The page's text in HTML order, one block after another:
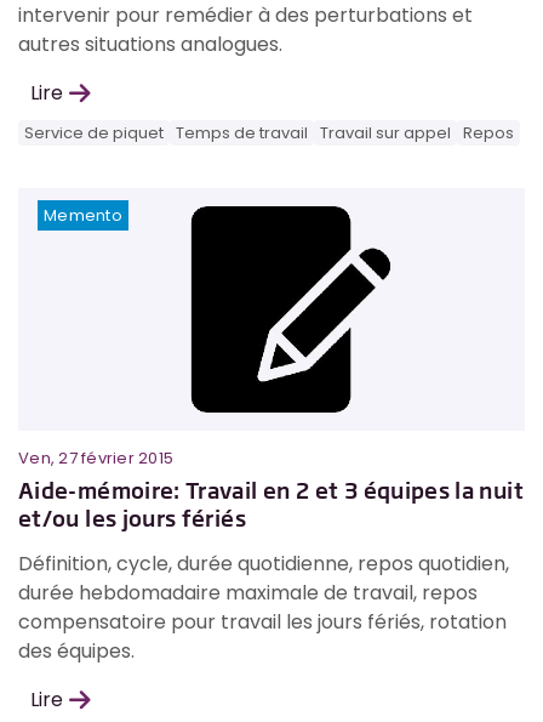
intervenir pour remédier à des perturbations et
autres situations analogues.
Lire
Service de piquet Temps de travail Travail sur appel Repos
Memento
Ven, 27 février 2015
Aide-mémoire: Travail en 2 et 3 équipes la nuit
et/ou les jours fériés
Définition, cycle, durée quotidienne, repos quotidien,
durée hebdomadaire maximale de travail, repos
compensatoire pour travail les jours fériés, rotation
des équipes.
Lire